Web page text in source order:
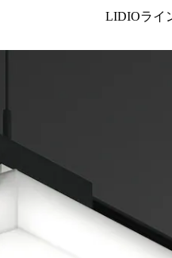
LIDIOライ